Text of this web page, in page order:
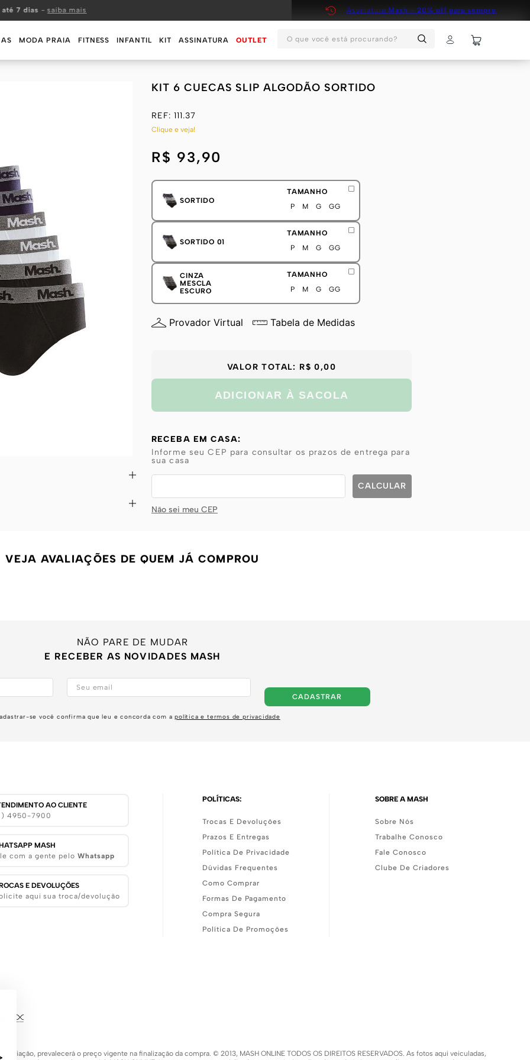
7 dias -saiba mais Assinatura Mash - 20% off para sempre
MODA PRAIA FITNESS INFANTIL KIT ASSINATURA OUTLET
O que você está procurando?
KIT 6 CUECAS SLIP ALGODÃO SORTIDO
REF: 111.37
Clique e veja!
R$ 93,90
SORTIDO
TAMANHO
P
M G GG
SORTIDO 01
TAMANHO
P
M G GG
CINZA
MESCLA
ESCURO
TAMANHO
P
M G GG
Provador Virtual Tabela de Medidas
VALOR TOTAL: R$ 0,00
ADICIONAR À SACOLA
RECEBA EM CASA:
Informe seu CEP para consultar os prazos de entrega para
sua casa
Não sei meu CEP
VEJA AVALIAÇÕES DE QUEM JÁ COMPROU
NÃO PARE DE MUDAR
E RECEBER AS NOVIDADES MASH
CADASTRAR
se você confirma que leu e concorda com apolítica e termos de privacidade
AO CLIENTE
4950-7900
MASH
com a gente peloWhatsapp
E DEVOLUÇÕES
aqui sua troca/devolução
POLÍTICAS:
Trocas E Devoluções
Prazos E Entregas
Política De Privacidade
Dúvidas Frequentes
Como Comprar
Formas De Pagamento
Compra Segura
Política De Promoções
SOBRE A MASH
Sobre Nós
Trabalhe Conosco
Fale Conosco
Clube De Criadores
prevalecerá o preço vigente na finalização da compra. © 2013, MASH ONLINE TODOS OS DIREITOS RESERVADOS. As fotos aqui veiculadas,